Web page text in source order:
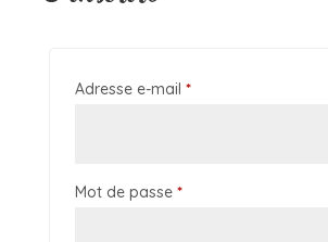
Adresse e-mail *
Mot de passe *